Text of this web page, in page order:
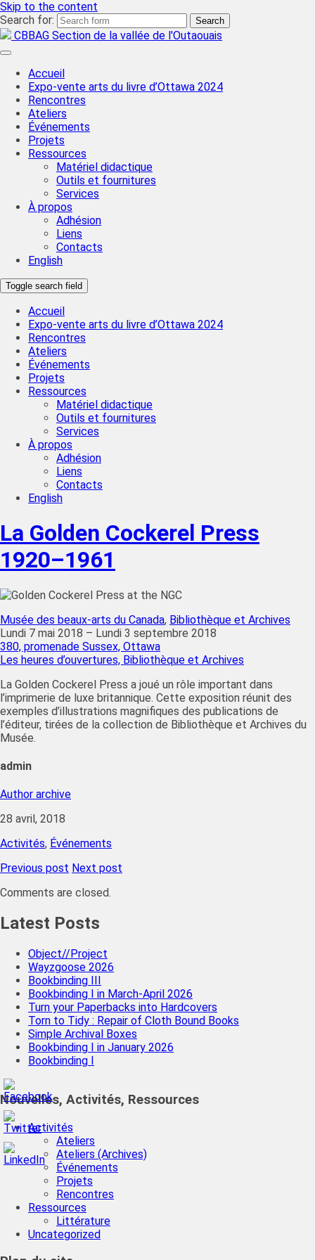
Skip to the content
Search for:
CBBAG Section de la vallée de l'Outaouais
Accueil
Expo-vente arts du livre d’Ottawa 2024
Rencontres
Ateliers
Événements
Projets
Ressources
Matériel didactique
Outils et fournitures
Services
À propos
Adhésion
Liens
Contacts
English
Toggle search field
Accueil
Expo-vente arts du livre d’Ottawa 2024
Rencontres
Ateliers
Événements
Projets
Ressources
Matériel didactique
Outils et fournitures
Services
À propos
Adhésion
Liens
Contacts
English
La Golden Cockerel Press
1920–1961
Musée des beaux-arts du Canada, Bibliothèque et Archives
Lundi 7 mai 2018 – Lundi 3 septembre 2018
380, promenade Sussex, Ottawa
Les heures d’ouvertures, Bibliothèque et Archives
La Golden Cockerel Press a joué un rôle important dans
l’imprimerie de luxe britannique. Cette exposition réunit des
exemples d’illustrations magnifiques des publications de
l’éditeur, tirées de la collection de Bibliothèque et Archives du
Musée.
admin
Author archive
28 avril, 2018
Activités, Événements
Previous post Next post
Comments are closed.
Latest Posts
Object//Project
Wayzgoose 2026
Bookbinding III
Bookbinding I in March-April 2026
Turn your Paperbacks into Hardcovers
Torn to Tidy : Repair of Cloth Bound Books
Simple Archival Boxes
Bookbinding I in January 2026
Bookbinding I
Nouvelles, Activités, Ressources
Activités
Ateliers
Ateliers (Archives)
Événements
Projets
Rencontres
Ressources
Littérature
Uncategorized